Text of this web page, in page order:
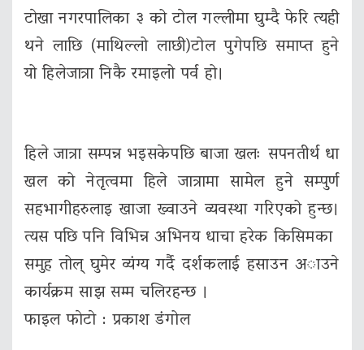
टाेखा नगरपालिका ३ को टाेल गल्लीमा घुम्दै फेरि त्यही
थने लाछि (माथिल्लो लाछी)टोल पुगेपछि समाप्त हुने
यो हिलेजात्रा निकै रमाइलो पर्व हो।
हिले जात्रा सम्पन्न भइसकेपछि बाजा खलः सपनतीर्थ धा
खल को नेतृत्वमा हिले जात्रामा सामेल हुने सम्पुर्ण
सहभागीहरुलाइ खाजा ख्वाउने व्यवस्था गरिएको हुन्छ।
त्यस पछि पनि विभिन्न अभिनय धाचा हरेक किसिमका
समुह तोल् घुमेर व्यंग्य गर्दै दर्शकलाई हसाउन अाउने
कार्यक्रम साझ सम्म चलिरहन्छ ।
फाइल फाेटाे : प्रकाश डंगोल